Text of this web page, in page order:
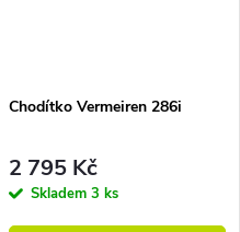
Chodítko Vermeiren 286i
2 795 Kč
Skladem 3 ks